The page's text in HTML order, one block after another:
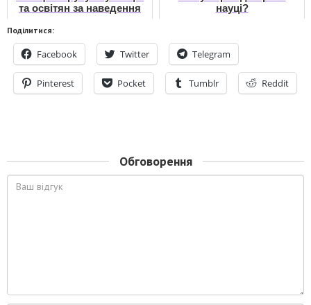
та освітян за наведення
освітньому просторі
науці?
Поділитися:
Facebook Twitter Telegram
Pinterest Pocket Tumblr Reddit
Обговорення